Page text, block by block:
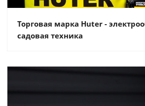
Торговая марка Huter -
садовая техника